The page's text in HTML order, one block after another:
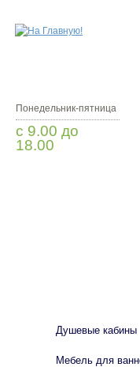
Понедельник-пятница
с 9.00 до
18.00
Душевые кабины
Мебель для